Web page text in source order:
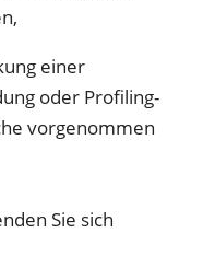
einer
oder Profiling-
vorgenommen
Sie sich